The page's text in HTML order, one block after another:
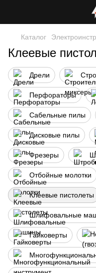
Каталог
Клеевые
Дрели
Перфораторы
Сабельные пилы
Дисковые пилы
Фрезеры
Отбойные молотки
Клеевые пистолеты
Шлифовальные
Гайковерты